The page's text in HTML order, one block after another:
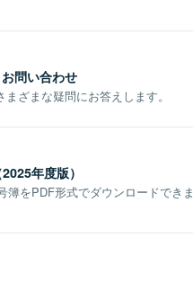
問い合わせ
ざまな疑問にお答えします。
年度版）
簿をPDF形式でダウンロードできま